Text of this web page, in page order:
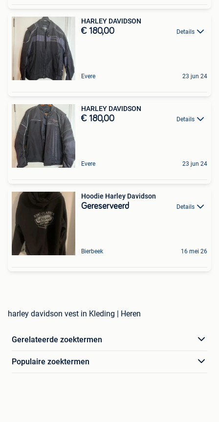
HARLEY DAVIDSON
€ 180,00 Details
Evere 23 jun 24
HARLEY DAVIDSON
€ 180,00 Details
Evere 23 jun 24
Hoodie Harley Davidson
Gereserveerd Details
Bierbeek 16 mei 26
harley davidson vest in Kleding | Heren
Gerelateerde zoektermen
Populaire zoektermen